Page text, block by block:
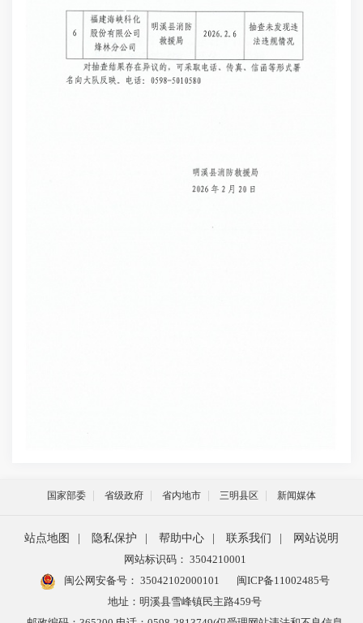
国家部委 省级政府 省内地市 三明县区 新闻媒体
站点地图 隐私保护 帮助中心 联系我们
网站说明
网站标识码： 3504210001
闽公网安备号： 35042102000101
闽ICP备11002485号
地址：明溪县雪峰镇民主路459号